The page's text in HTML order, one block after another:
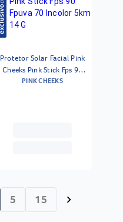
Protetor Solar Facial Pink
Cheeks Pink Stick Fps 90
Fpuva 70 Incolor 5km 14 G
PINK CHEEKS
5 15 chevron_right